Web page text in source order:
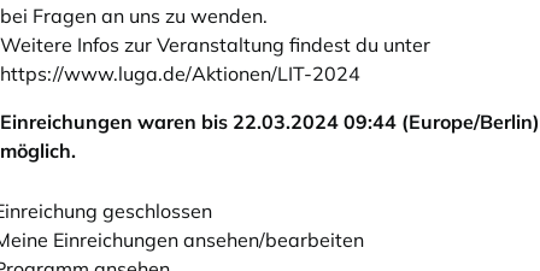
bei Fragen an uns zu wenden.
Weitere Infos zur Veranstaltung findest du unter
https://www.luga.de/Aktionen/LIT-2024
Einreichungen waren bis 22.03.2024 09:44 (Europe/Berlin)
möglich.
Einreichungen ansehen/bearbeiten
geschlossen